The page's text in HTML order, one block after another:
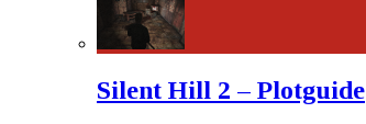
Silent Hill 2 – Plotguide